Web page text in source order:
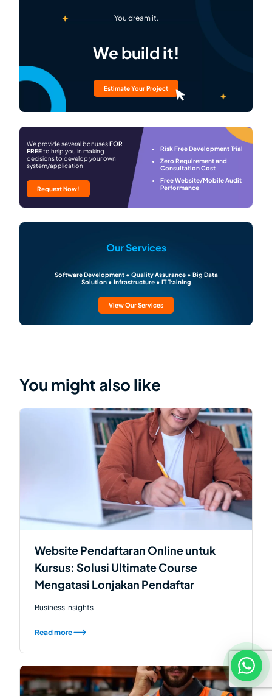
You dream it.
We build it!
Estimate Your Project
We provide several bonusesFOR
FREEto help you in making
decisions to develop your own
system/application.
Request Now!
Risk Free Development Trial
Zero Requirement and
Consultation Cost
Free Website/Mobile Audit
Performance
Our Services
Software Development • Quality Assurance • Big Data
Solution • Infrastructure • IT Training
View Our Services
You might also like
Website Pendaftaran Online untuk
Kursus: Solusi Ultimate Course
Mengatasi Lonjakan Pendaftar
Business Insights
Read more